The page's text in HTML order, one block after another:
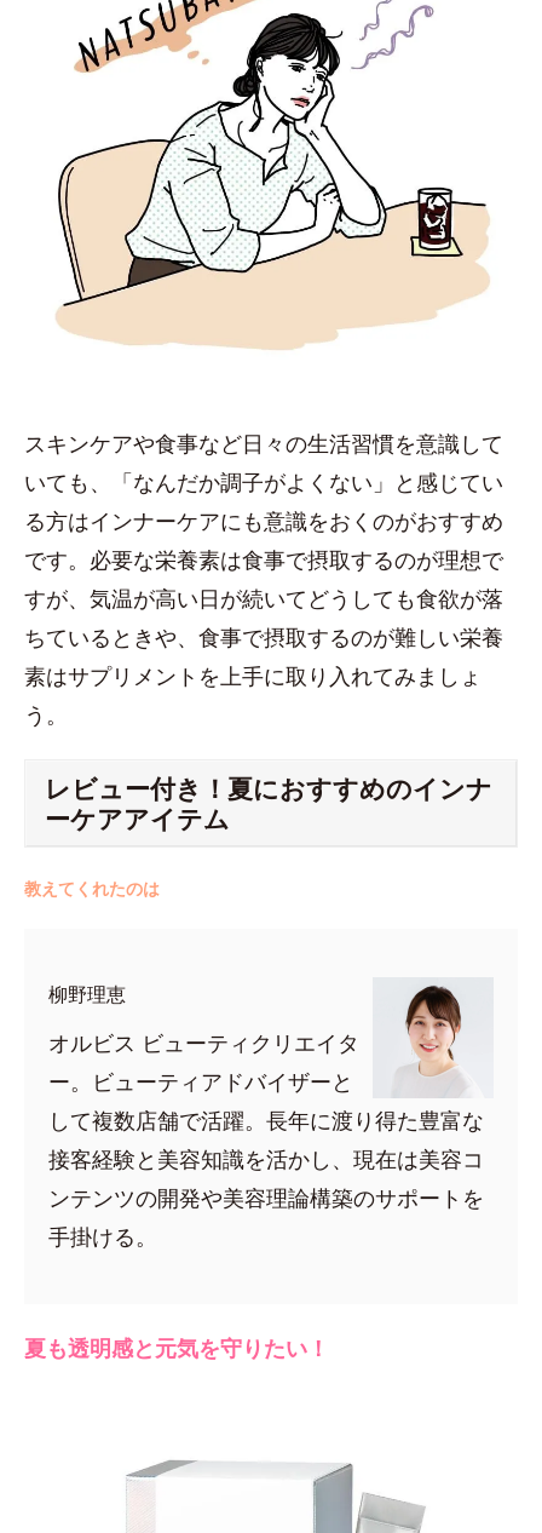
スキンケアや食事など日々の生活習慣を意識して
いても、「なんだか調子がよくない」と感じてい
る方はインナーケアにも意識をおくのがおすすめ
です。必要な栄養素は食事で摂取するのが理想で
すが、気温が高い日が続いてどうしても食欲が落
ちているときや、食事で摂取するのが難しい栄養
素はサプリメントを上手に取り入れてみましょ
う。
レビュー付き！夏におすすめのインナ
ーケアアイテム
教えてくれたのは
柳野理恵
オルビス ビューティクリエイタ
ー。ビューティアドバイザーと
して複数店舗で活躍。長年に渡り得た豊富な
接客経験と美容知識を活かし、現在は美容コ
ンテンツの開発や美容理論構築のサポートを
手掛ける。
夏も透明感と元気を守りたい！